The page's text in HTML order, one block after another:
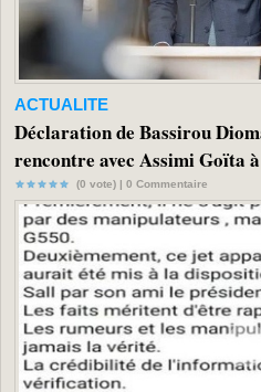
ACTUALITE
Déclaration de Bassirou
rencontre avec Assimi Goïta
(0 vote) | 0 Commentaire